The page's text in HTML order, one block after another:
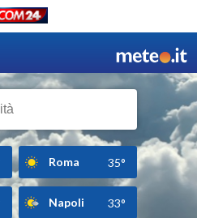
Roma 35°
Napoli 33°